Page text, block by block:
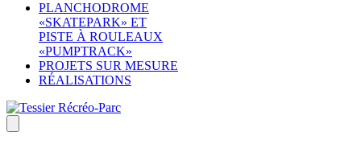
PLANCHODROME
«SKATEPARK» ET
PISTE À ROULEAUX
«PUMPTRACK»
PROJETS SUR MESURE
RÉALISATIONS